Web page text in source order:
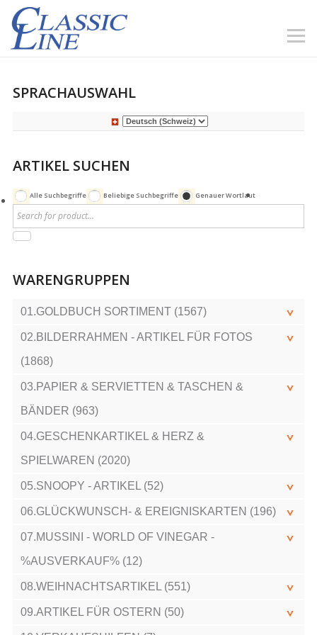
SPRACHAUSWAHL
ARTIKEL SUCHEN
Alle Suchbegriffe Beliebige Suchbegriffe Genauer Wortlaut
WARENGRUPPEN
01.GOLDBUCH SORTIMENT (1567)
02.BILDERRAHMEN - ARTIKEL FÜR FOTOS
(1868)
03.PAPIER & SERVIETTEN & TASCHEN &
BÄNDER (963)
04.GESCHENKARTIKEL & HERZ &
SPIELWAREN (2020)
05.SNOOPY - ARTIKEL (52)
06.GLÜCKWUNSCH- & EREIGNISKARTEN (196)
07.MUSSINI - WORLD OF VINEGAR -
%AUSVERKAUF% (12)
08.WEIHNACHTSARTIKEL (551)
09.ARTIKEL FÜR OSTERN (50)